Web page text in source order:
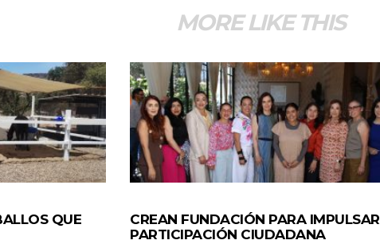
MORE LIKE THIS
QUE
CREAN FUNDACIÓN PARA IMPULSAR
PARTICIPACIÓN CIUDADANA